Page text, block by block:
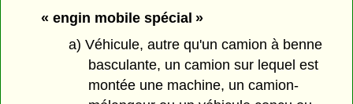
« engin mobile spécial »
a) Véhicule, autre qu'un camion à benne
basculante, un camion sur lequel est
montée une machine, un camion-